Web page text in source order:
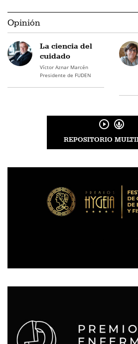
Opinión
La ciencia del
cuidado
Víctor Aznar Marcén
Presidente de FUDEN
REPOSITORIO